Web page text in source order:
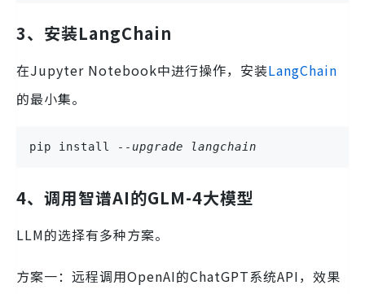
3、安装LangChain
在Jupyter Notebook中进行操作，安装LangChain
的最小集。
pip install --upgrade langchain
4、调用智谱AI的GLM-4大模型
LLM的选择有多种方案。
方案一：远程调用OpenAI的ChatGPT系统API，效果